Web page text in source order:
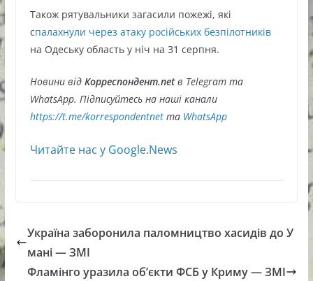
Також рятувальники загасили пожежі, які
спалахнули через атаку російських безпілотників
на Одеську область у ніч на 31 серпня.
Новини відКорреспондент.netв Telegram та
WhatsApp. Підписуйтесь на наші канали
https://t.me/korrespondentnetта WhatsApp
Читайте нас у Google.News
Україна заборонила паломництво хасидів до У
мані — ЗМІ
Фламінго уразила об’єкти ФСБ у Криму — ЗМІ